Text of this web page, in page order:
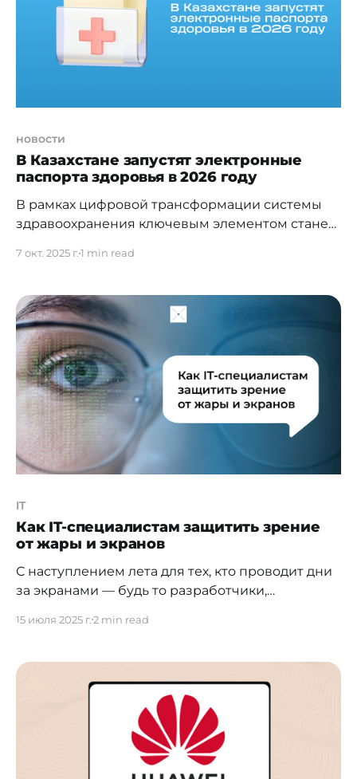
становятся важным фактором при выборе
новости
В Казахстане запустят электронные
паспорта здоровья в 2026 году
В рамках цифровой трансформации системы
здравоохранения ключевым элементом станет
граждане получат полноценный доступ к своим
электронным паспортам здоровья. Технологии
ИИ уже сегодня активно применяются в
отечественных клиниках для выявления
инсультов, рака легких, молочной
7 окт. 2025 г.1 min read
IT
Как IT-специалистам защитить зрение
от жары и экранов
С наступлением лета для тех, кто проводит дни
за экранами — будь то разработчики,
наступает особый период зрительной нагрузки.
воздух и продолжительная работа за
мониторами создают идеальные условия для
развития синдрома сухого глаза и цифровой
врача-офтальмолога высшей
15 июля 2025 г.2 min read